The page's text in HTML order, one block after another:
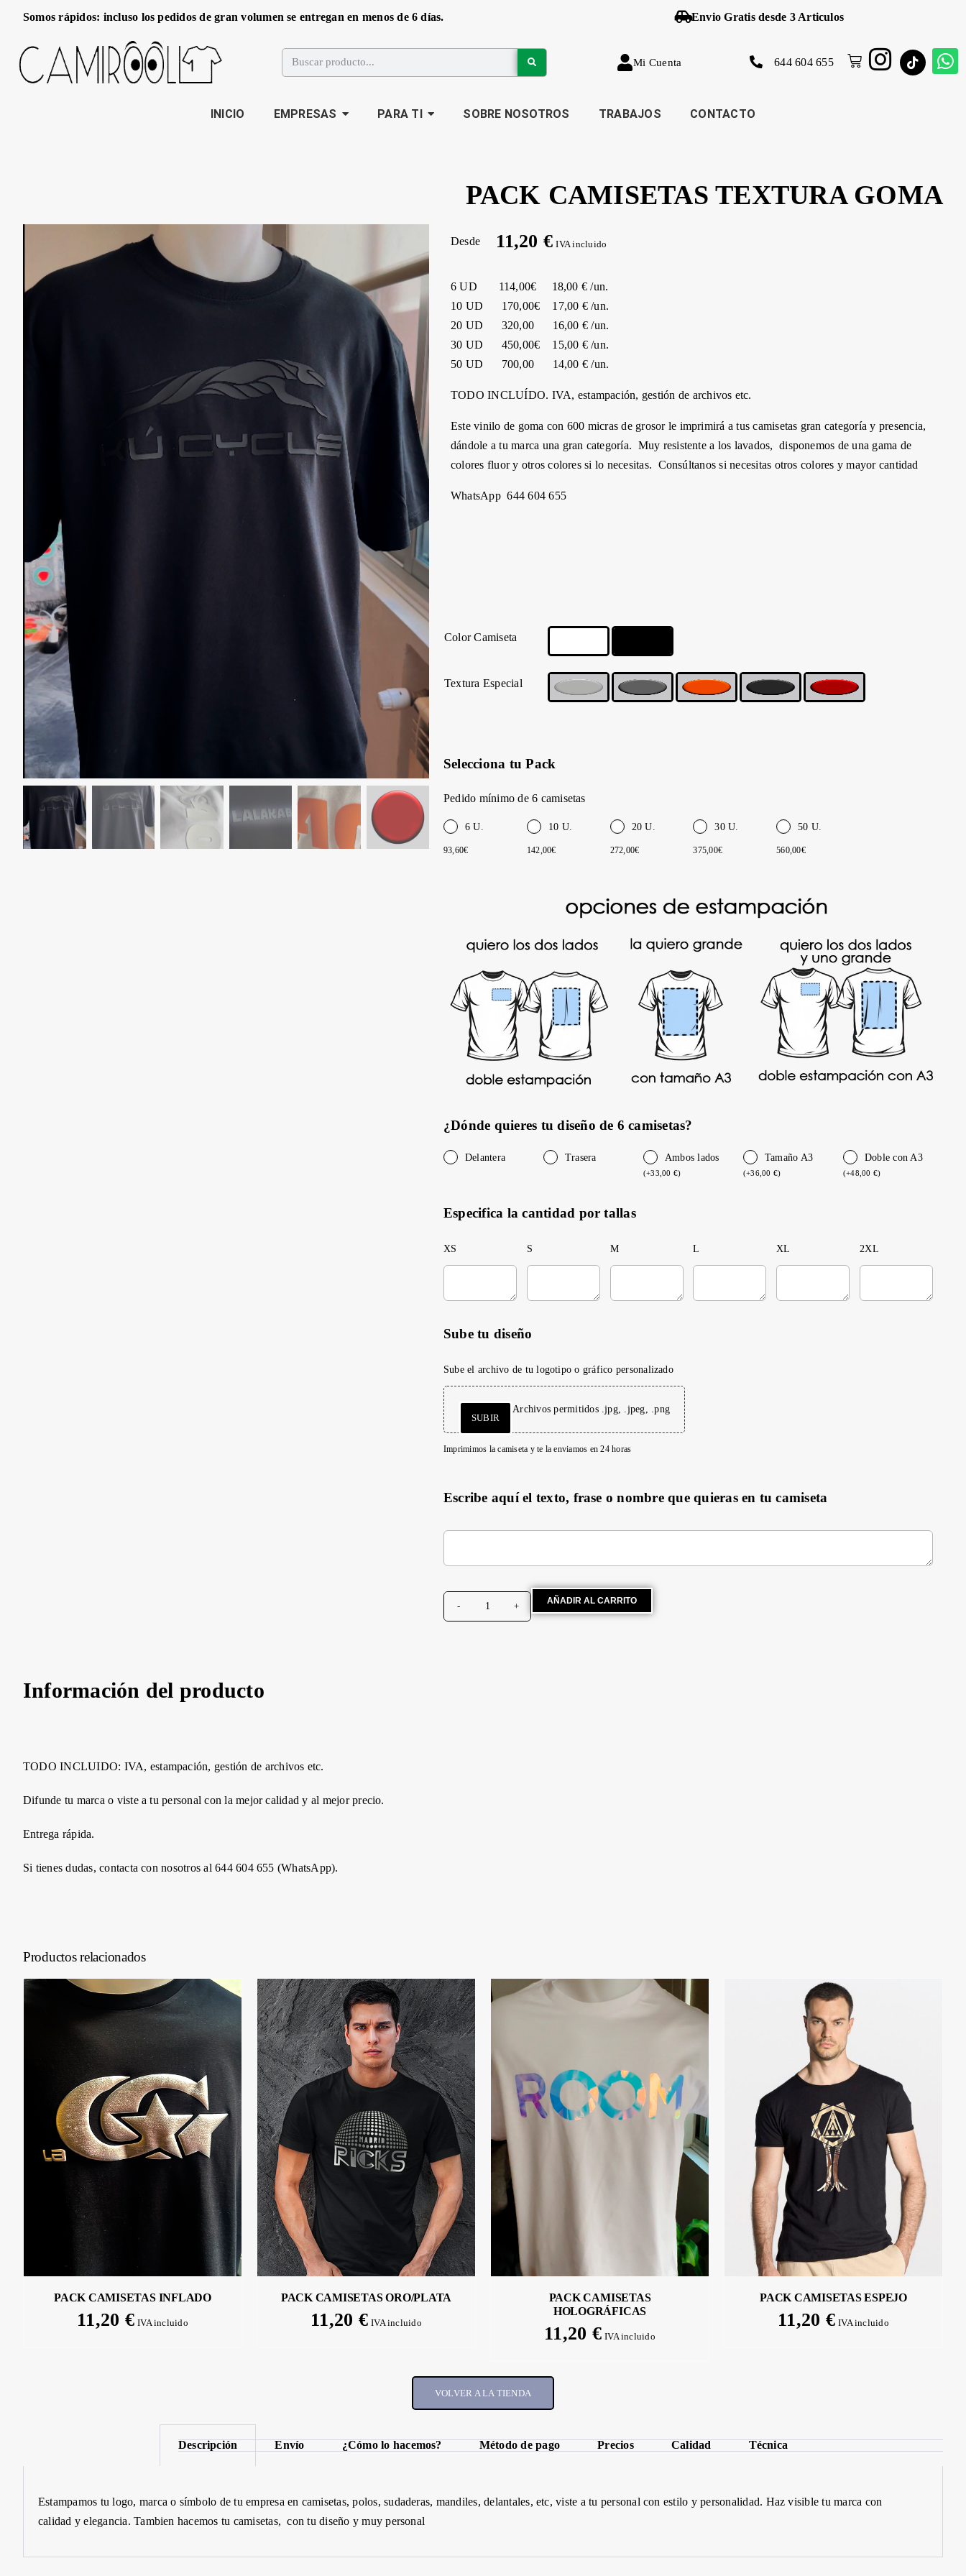
Somos rápidos: incluso los pedidos de gran volumen se entregan en menos de 6 días. Envio Gratis desde 3 Articulos
Mi Cuenta 644 604 655
INICIO EMPRESAS PARA TI SOBRE NOSOTROS TRABAJOS CONTACTO
PACK CAMISETAS TEXTURA GOMA
Desde 11,20 € IVA incluido
6 UD 114,00€ 18,00 € /un.
10 UD 170,00€ 17,00 € /un.
20 UD 320,00 16,00 € /un.
30 UD 450,00€ 15,00 € /un.
50 UD 700,00 14,00 € /un.
TODO INCLUÍDO. IVA, estampación, gestión de archivos etc.
Este vinilo de goma con 600 micras de grosor le imprimirá a tus camisetas gran categoría y presencia,
dándole a tu marca una gran categoría. Muy resistente a los lavados, disponemos de una gama de
colores fluor y otros colores si lo necesitas. Consúltanos si necesitas otros colores y mayor cantidad
WhatsApp644 604 655
Color Camiseta
Textura Especial
Selecciona tu Pack
Pedido mínimo de 6 camisetas
6 U.
93,60€
10 U.
142,00€
20 U.
272,00€
30 U.
375,00€
50 U.
560,00€
¿Dónde quieres tu diseño de 6 camisetas?
Delantera Trasera Ambos lados
(+33,00 €)
Tamaño A3
(+36,00 €)
Doble con A3
(+48,00 €)
Especifica la cantidad por tallas
XS S M L XL 2XL
Sube tu diseño
Sube el archivo de tu logotipo o gráfico personalizado
Archivos permitidos .jpg, .jpeg, .png
SUBIR
Imprimimos la camiseta y te la enviamos en 24 horas
Escribe aquí el texto, frase o nombre que quieras en tu camiseta
AÑADIR AL CARRITO
Información del producto
TODO INCLUIDO: IVA, estampación, gestión de archivos etc.
Difunde tu marca o viste a tu personal con la mejor calidad y al mejor precio.
Entrega rápida.
Si tienes dudas, contacta con nosotros al 644 604 655 (WhatsApp).
Productos relacionados
PACK CAMISETAS INFLADO
11,20 € IVA incluido
SELECCIONAR OPCIONES
/
DETALLES
PACK CAMISETAS ORO/PLATA
11,20 € IVA incluido
SELECCIONAR OPCIONES
DETALLES
PACK CAMISETAS
HOLOGRÁFICAS
11,20 € IVA incluido
SELECCIONAR OPCIONES
PACK CAMISETAS ESPEJO
11,20 € IVA incluido
VOLVER A LA TIENDA
Descripción Envío ¿Cómo lo hacemos? Método de pago Precios Calidad Técnica
Estampamos tulogo, marca o símbolo de tu empresa en camisetas, polos, sudaderas, mandiles,delantales, etc, viste a tu personal con estilo y personalidad. Haz visible tu marca con
calidad y elegancia. Tambien hacemos tu camisetas, con tu diseño y muy personal